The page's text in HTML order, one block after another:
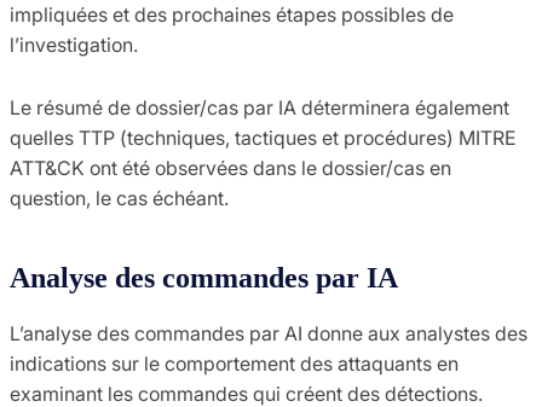
impliquées et des prochaines étapes possibles de
l’investigation.
Le résumé de dossier/cas par IA déterminera également
quelles TTP (techniques, tactiques et procédures) MITRE
ATT&CK ont été observées dans le dossier/cas en
question, le cas échéant.
Analyse des commandes par IA
L’analyse des commandes par AI donne aux analystes des
indications sur le comportement des attaquants en
examinant les commandes qui créent des détections.